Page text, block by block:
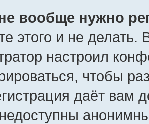
вообще нужно
этого и не делать.
настроил
чтобы
даёт вам